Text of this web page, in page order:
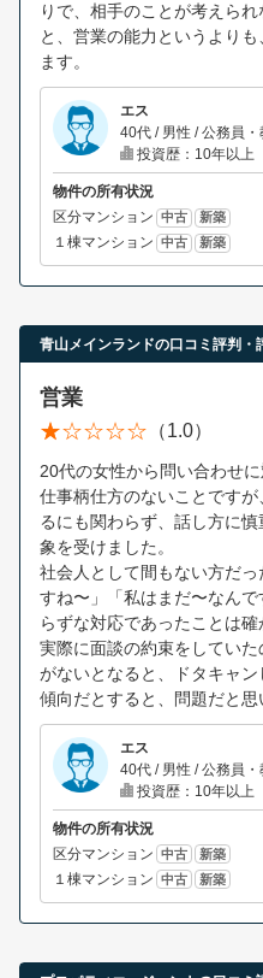
りで、相手のことが考えら
と、営業の能力というより
ます。
エス
40代 / 男性 / 公務員
投資歴：10年以上
物件の所有状況
区分マンション 中古 新築
１棟マンション 中古 新築
青山メインランドの口コミ評判・
営業
（1.0）
20代の女性から問い合わせ
仕事柄仕方のないことです
るにも関わらず、話し方に
象を受けました。
社会人として間もない方だ
すね〜」「私はまだ〜なん
らずな対応であったことは確
実際に面談の約束をしてい
がないとなると、ドタキャ
傾向だとすると、問題だと思
エス
40代 / 男性 / 公務員
投資歴：10年以上
物件の所有状況
区分マンション 中古 新築
１棟マンション 中古 新築